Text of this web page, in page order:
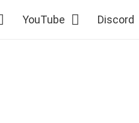
YouTube Discord